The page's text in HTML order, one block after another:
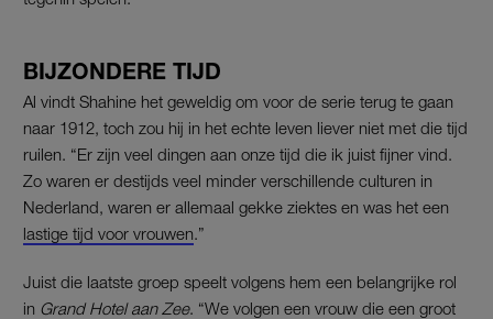
BIJZONDERE TIJD
Al vindt Shahine het geweldig om voor de serie terug te gaan
naar 1912, toch zou hij in het echte leven liever niet met die tijd
ruilen. “Er zijn veel dingen aan onze tijd die ik juist fijner vind.
Zo waren er destijds veel minder verschillende culturen in
Nederland, waren er allemaal gekke ziektes en was het een
lastige tijd voor vrouwen .”
Juist die laatste groep speelt volgens hem een belangrijke rol
in Grand Hotel aan Zee. “We volgen een vrouw die een groot